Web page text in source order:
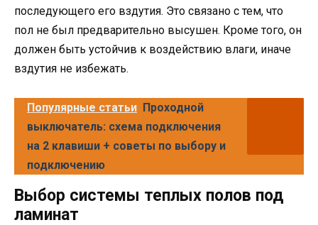
последующего его вздутия. Это связано с тем, что
пол не был предварительно высушен. Кроме того, он
должен быть устойчив к воздействию влаги, иначе
вздутия не избежать.
Популярные статьи Проходной
выключатель: схема подключения
на 2 клавиши + советы по выбору и
подключению
Выбор системы теплых полов под
ламинат